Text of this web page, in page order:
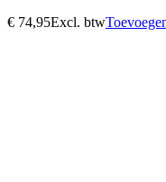
€ 74,95Excl. btw